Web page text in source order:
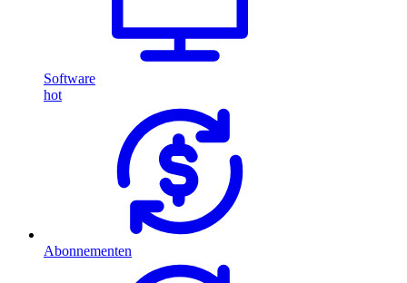
Software
hot
Abonnementen